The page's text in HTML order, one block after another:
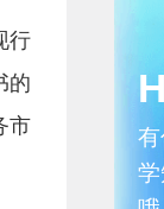
行
的
市